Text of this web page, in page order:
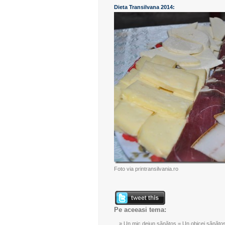
Dieta Transilvana 2014:
Foto via printransilvania.ro
Pe aceeasi tema:
Un mic dejun sănătos = Un obicei